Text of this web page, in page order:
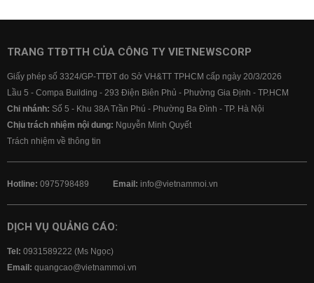
TRANG TTĐTTH CỦA CÔNG TY VIETNEWSCORP
Giấy phép số 3324/GP-TTĐT do Sở VH&TT TPHCM cấp ngày 20/3/2026
Lầu 5 - Compa Building - 293 Điện Biên Phủ - Phường Gia Định - TP.HCM
Chi nhánh: Số 5 - Khu 38A Trần Phú - Phường Ba Đình - TP. Hà Nội
Chịu trách nhiệm nội dung: Nguyễn Minh Quyết
Trách nhiệm về thông tin
Hotline: 0975798489 Email: info@vietnammoi.vn
DỊCH VỤ QUẢNG CÁO:
Tel: 0931589222 (Ms Ngọc)
Email: quangcao@vietnammoi.vn